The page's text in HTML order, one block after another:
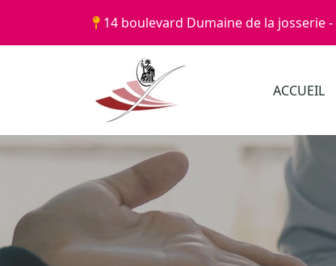
14 boulevard Dumaine de la josserie -
ACCUEIL